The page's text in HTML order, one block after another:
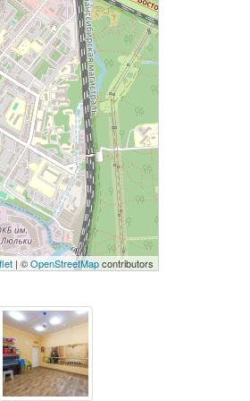
| ©OpenStreetMapcontributors